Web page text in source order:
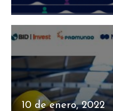
10 de enero, 2022